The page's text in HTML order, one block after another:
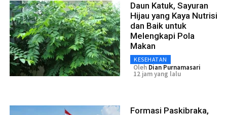
Daun Katuk, Sayuran
Hijau yang Kaya Nutrisi
dan Baik untuk
Melengkapi Pola
Makan
KESEHATAN
Oleh Dian Purnamasari
12 jam yang lalu
Formasi Paskibraka,